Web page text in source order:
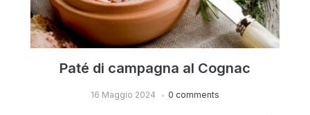
Paté di campagna al Cognac
16 Maggio 2024 0 comments